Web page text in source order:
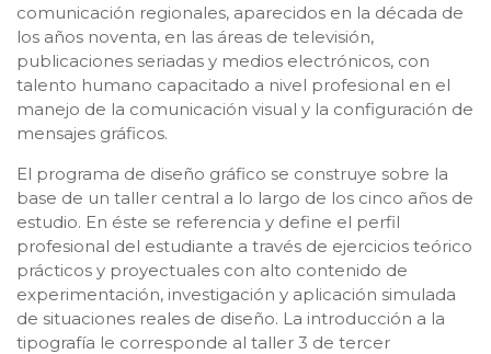
comunicación regionales, aparecidos en la década de
los años noventa, en las áreas de televisión,
publicaciones seriadas y medios electrónicos, con
talento humano capacitado a nivel profesional en el
manejo de la comunicación visual y la configuración de
mensajes gráficos.
El programa de diseño gráfico se construye sobre la
base de un taller central a lo largo de los cinco años de
estudio. En éste se referencia y define el perfil
profesional del estudiante a través de ejercicios teórico
prácticos y proyectuales con alto contenido de
experimentación, investigación y aplicación simulada
de situaciones reales de diseño. La introducción a la
tipografía le corresponde al taller 3 de tercer